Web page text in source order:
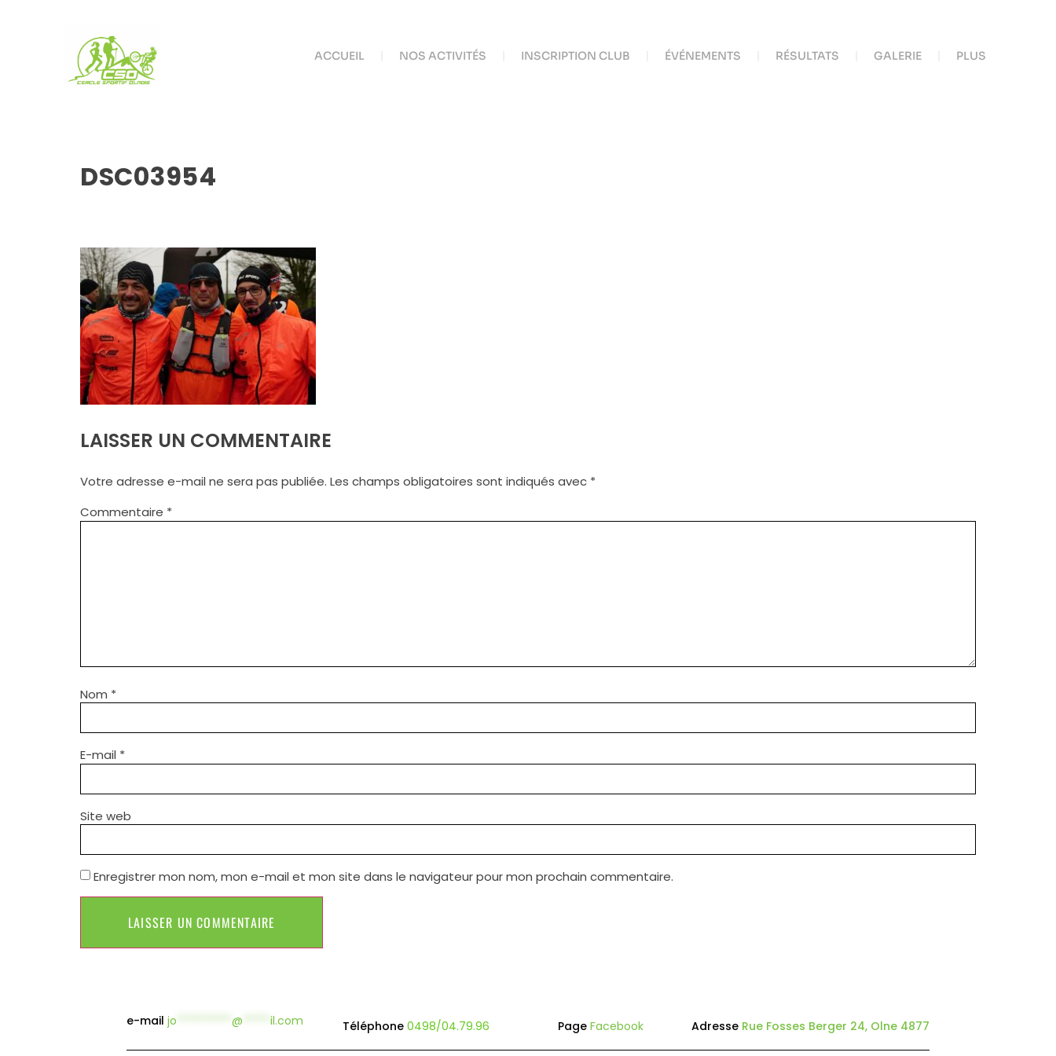
ACCUEIL NOS ACTIVITÉS INSCRIPTION CLUB ÉVÉNEMENTS RÉSULTATS GALERIE PLUS
DSC03954
LAISSER UN COMMENTAIRE
Votre adresse e-mail ne sera pas publiée. Les champs obligatoires sont indiqués avec *
Commentaire *
Nom *
E-mail *
Site web
Enregistrer mon nom, mon e-mail et mon site dans le navigateur pour mon prochain commentaire.
e-mailjo **********@ *****il.com Téléphone0498/04.79.96 Page Facebook Adresse Rue Fosses Berger 24, Olne 4877